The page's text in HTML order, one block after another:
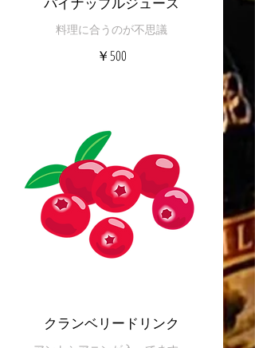
料理に合うのが不思議
￥500
クランベリードリンク